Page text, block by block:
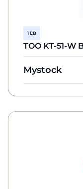
1 DB
TOO KT-51-W
Mystock